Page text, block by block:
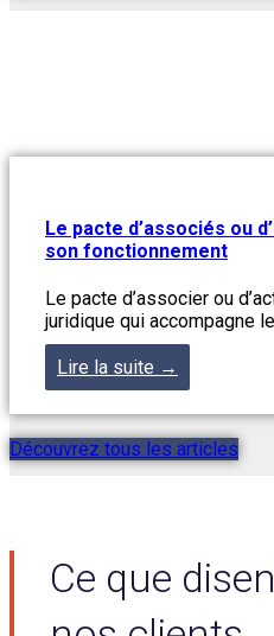
Le pacte d’associés ou
son fonctionnement
Le pacte d’associer ou
juridique qui accompagne
Lire la suite →
Découvrez tous les articles
Ce que